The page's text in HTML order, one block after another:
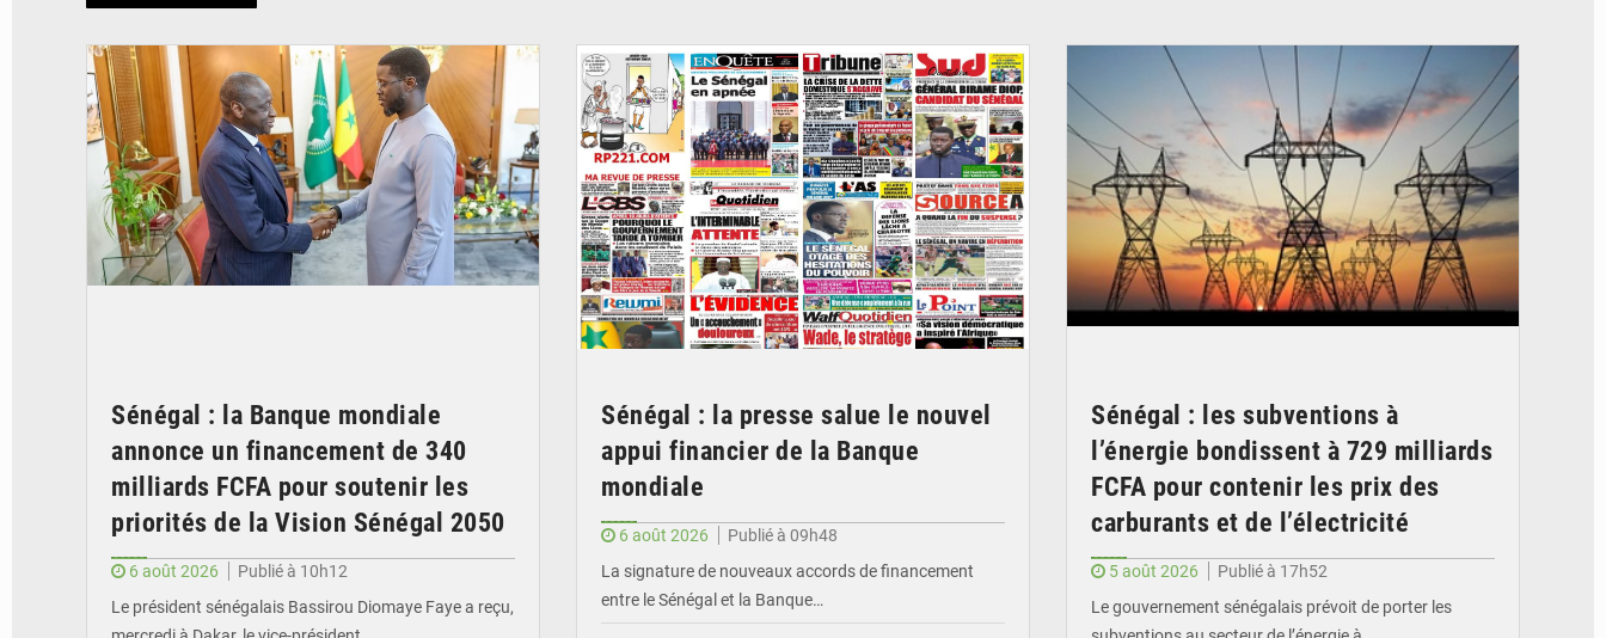
Sénégal : la Banque mondiale
annonce un financement de 340
milliards FCFA pour soutenir les
priorités de la Vision Sénégal 2050
6 août 2026
Publié à 10h12
Le président sénégalais Bassirou Diomaye Faye a reçu,
Sénégal : la presse salue le nouvel
appui financier de la Banque
mondiale
6 août 2026
Publié à 09h48
La signature de nouveaux accords de financement
entre le Sénégal et la Banque…
Sénégal : les subventions à
l’énergie bondissent à 729 milliards
FCFA pour contenir les prix des
carburants et de l’électricité
5 août 2026
Publié à 17h52
Le gouvernement sénégalais prévoit de porter les